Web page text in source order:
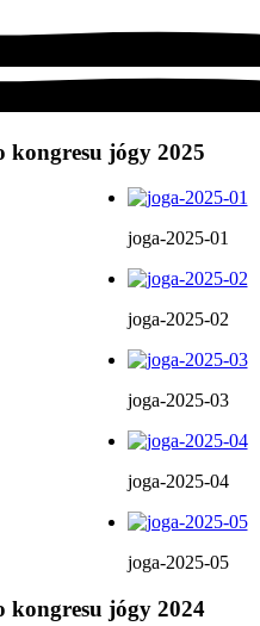
kongresu jógy 2025
joga-2025-01
joga-2025-02
joga-2025-03
joga-2025-04
joga-2025-05
kongresu jógy 2024